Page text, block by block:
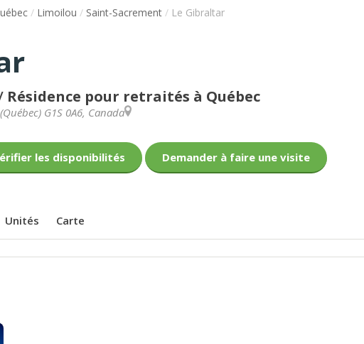
/ Limoilou / Saint-Sacrement / Le Gibraltar
Résidence pour retraités à Québec
(Québec) G1S 0A6, Canada
les disponibilités Demander à faire une visite
Unités Carte